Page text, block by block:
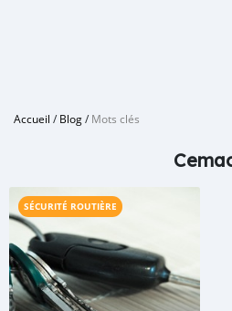
Accueil /Blog/Mots clés
SÉCURITÉ ROUTIÈRE